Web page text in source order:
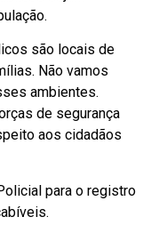
são locais de
Não vamos
ambientes.
de segurança
aos cidadãos
para o registro